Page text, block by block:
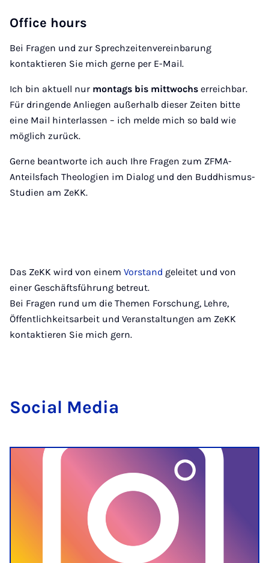
Office hours
Bei Fragen und zur Sprechzeitenvereinbarung
kontaktieren Sie mich gerne per E-Mail.
Ich bin aktuell nur montags bis mittwochs erreichbar.
Für dringende Anliegen außerhalb dieser Zeiten bitte
eine Mail hinterlassen – ich melde mich so bald wie
möglich zurück.
Gerne beantworte ich auch Ihre Fragen zum ZFMA-
Anteilsfach Theologien im Dialog und den Buddhismus-
Studien am ZeKK.
Das ZeKK wird von einem Vorstand geleitet und von
einer Geschäftsführung betreut.
Bei Fragen rund um die Themen Forschung, Lehre,
Öffentlichkeitsarbeit und Veranstaltungen am ZeKK
kontaktieren Sie mich gern.
So­cial Me­dia